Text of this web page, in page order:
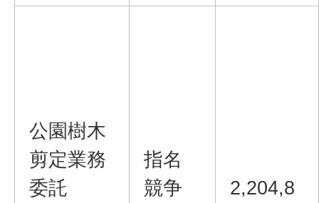
公園樹木
剪定業務
委託
指名
競争
2,204,8